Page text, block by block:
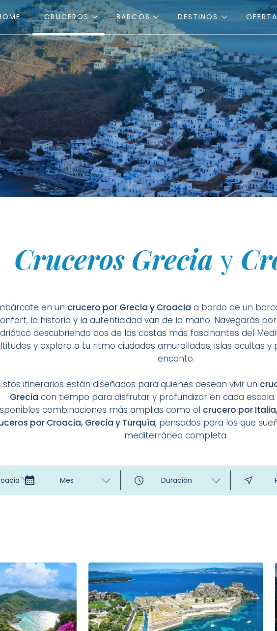
CRUCEROS BARCOS DESTINOS
Cruceros Grecia y
en un crucero por Grecia y Croacia a bordo de un
la historia y la autenticidad van de la mano. Navegarás
descubriendo dos de las costas más fascinantes del
y explora a tu ritmo ciudades amuralladas, islas ocultas y
encanto.
itinerarios están diseñados para quienes desean vivir un
Grecia con tiempo para disfrutar y profundizar en cada
combinaciones más amplias como el crucero por
por Croacia, Grecia y Turquía, pensados para los que
mediterránea completa.
Mes Duración